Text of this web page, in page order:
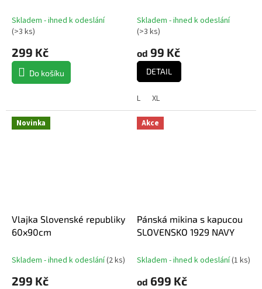
Skladem - ihned k odeslání
(>3 ks)
299 Kč
Do košíku
Skladem - ihned k odeslání
(>3 ks)
od 99 Kč
DETAIL
L XL
Novinka
Vlajka Slovenské republiky
60x90cm
Skladem - ihned k odeslání(2 ks)
299 Kč
Akce
Pánská mikina s kapucou
SLOVENSKO 1929 NAVY
Skladem - ihned k odeslání(1 ks)
od 699 Kč